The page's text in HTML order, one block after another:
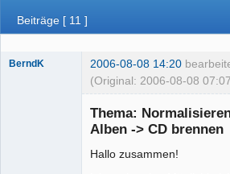
Beiträge [ 11 ]
BerndK 2006-08-08 14:20
(Original: 2006-08-08
Thema:
Alben -> CD brennen
Hallo zusammen!